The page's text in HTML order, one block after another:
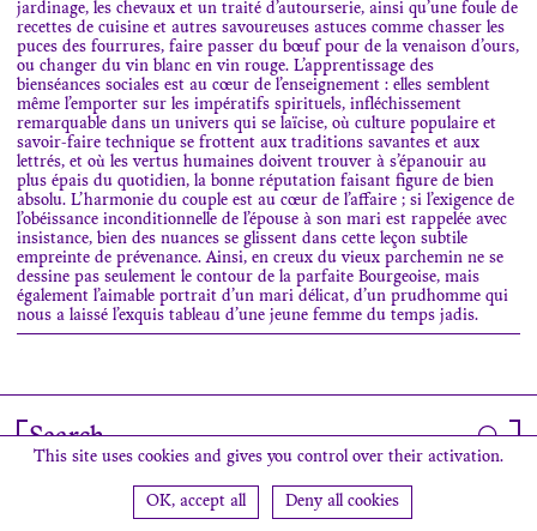
jardinage, les chevaux et un traité d’autourserie, ainsi qu’une foule de
recettes de cuisine et autres savoureuses astuces comme chasser les
puces des fourrures, faire passer du bœuf pour de la venaison d’ours,
ou changer du vin blanc en vin rouge. L’apprentissage des
bienséances sociales est au cœur de l’enseignement : elles semblent
même l’emporter sur les impératifs spirituels, infléchissement
remarquable dans un univers qui se laïcise, où culture populaire et
savoir-faire technique se frottent aux traditions savantes et aux
lettrés, et où les vertus humaines doivent trouver à s’épanouir au
plus épais du quotidien, la bonne réputation faisant figure de bien
absolu. L’harmonie du couple est au cœur de l’affaire ; si l’exigence de
l’obéissance inconditionnelle de l’épouse à son mari est rappelée avec
insistance, bien des nuances se glissent dans cette leçon subtile
empreinte de prévenance. Ainsi, en creux du vieux parchemin ne se
dessine pas seulement le contour de la parfaite Bourgeoise, mais
également l’aimable portrait d’un mari délicat, d’un prudhomme qui
nous a laissé l’exquis tableau d’une jeune femme du temps jadis.
Search
Contact Find us
This site uses cookies and gives you control over their activation.
OK, accept all Deny all cookies